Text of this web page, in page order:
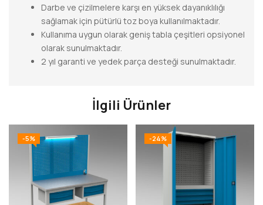
Darbe ve çizilmelere karşı en yüksek dayanıklılığı
sağlamak için pütürlü toz boya kullanılmaktadır.
Kullanıma uygun olarak geniş tabla çeşitleri opsiyonel
olarak sunulmaktadır.
2 yıl garanti ve yedek parça desteği sunulmaktadır.
İlgili Ürünler
-5% -24%